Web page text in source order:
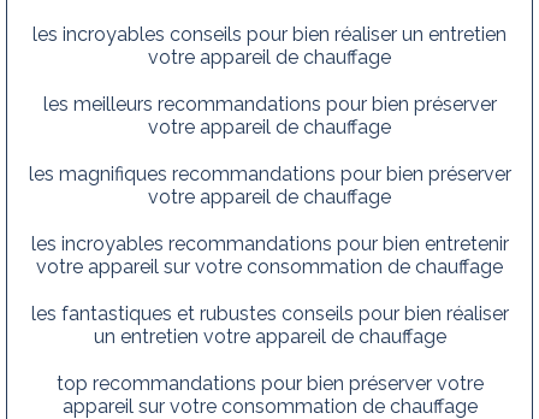
les incroyables conseils pour bien réaliser un entretien
votre appareil de chauffage
les meilleurs recommandations pour bien préserver
votre appareil de chauffage
les magnifiques recommandations pour bien préserver
votre appareil de chauffage
les incroyables recommandations pour bien entretenir
votre appareil sur votre consommation de chauffage
les fantastiques et rubustes conseils pour bien réaliser
un entretien votre appareil de chauffage
top recommandations pour bien préserver votre
appareil sur votre consommation de chauffage